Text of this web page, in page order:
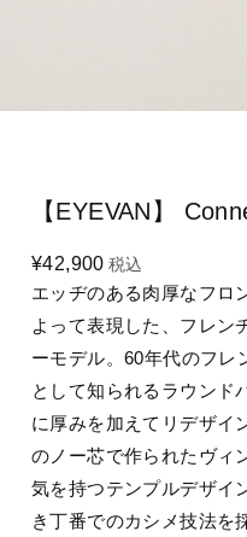
【EYEVAN】
¥42,900 税込
エッヂのある肉厚なフロ
よって表現した、フレン
ーモデル。60年代のフレ
として知られるラウンド
に厚みを加えてリデザイ
のノー芯で作られたヴィ
気を持つテンプルデザイ
き丁番でのカシメ技法を